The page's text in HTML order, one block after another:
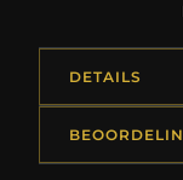
DETAILS